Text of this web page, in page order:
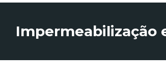
Impermeabilização